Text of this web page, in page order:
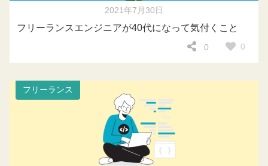
2021年7月30日
フリーランスエンジニアが40代になって気付くこと
0 0
フリーランス